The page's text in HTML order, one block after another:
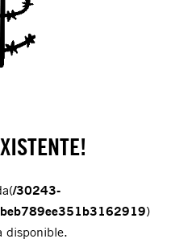
/30243-
)
disponible.